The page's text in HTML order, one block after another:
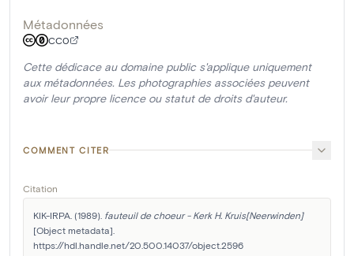
Métadonnées
CC0
Cette dédicace au domaine public s'applique uniquement
aux métadonnées. Les photographies associées peuvent
avoir leur propre licence ou statut de droits d'auteur.
COMMENT CITER
Citation
KIK-IRPA. (1989). fauteuil de choeur - Kerk H. Kruis[Neerwinden]
[Object metadata].
https://hdl.handle.net/20.500.14037/object.2596